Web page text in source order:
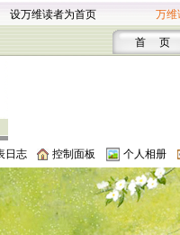
设万维读者为首页 万维
首 页
日志 控制面板 个人相册